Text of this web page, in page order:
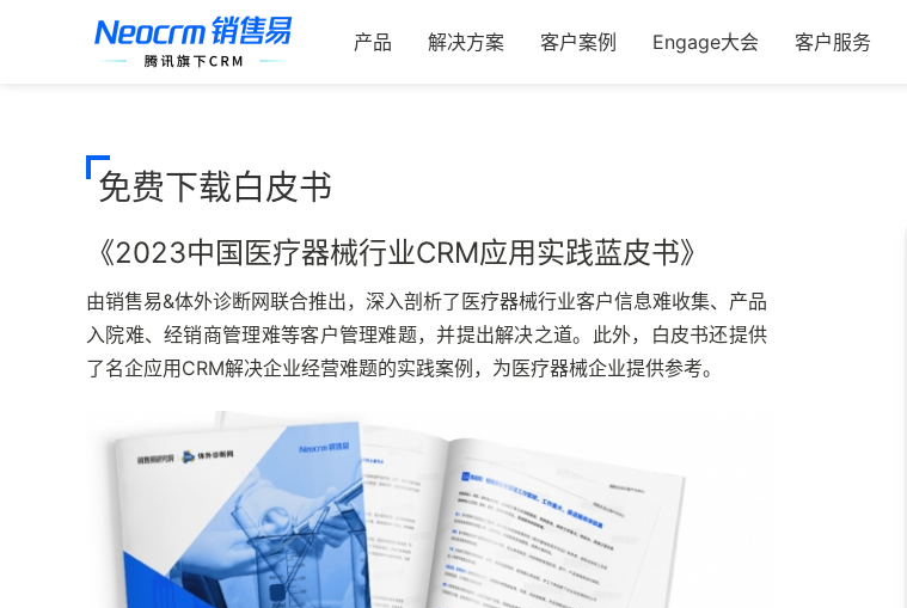
产品
解决方案 客户案例 Engage大会 客户服务
免费下载白皮书
《2023中国医疗器械行业CRM应用实践蓝皮书》
由销售易&体外诊断网联合推出，深入剖析了医疗器械行业客户信息难收集、产品
入院难、经销商管理难等客户管理难题，并提出解决之道。此外，白皮书还提供
了名企应用CRM解决企业经营难题的实践案例，为医疗器械企业提供参考。